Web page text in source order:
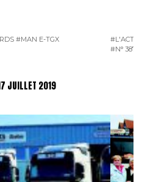
#MAN E-TGX
#N° 387 MAI
JUILLET 2019